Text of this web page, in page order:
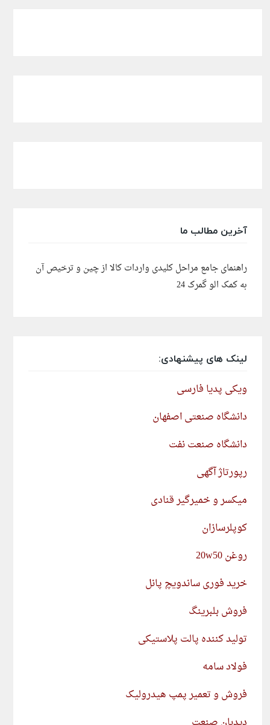
آخرین مطالب ما
راهنمای جامع مراحل کلیدی واردات کالا از چین و ترخیص آن
به کمک الو گمرک 24
لینک های پیشنهادی:
ویکی پدیا فارسی
دانشگاه صنعتی اصفهان
دانشگاه صنعت نفت
رپورتاژ آگهی
میکسر و خمیرگیر قنادی
کوپلرسازان
روغن 20w50
خرید فوری ساندویچ پانل
فروش بلبرینگ
تولید کننده پالت پلاستیکی
فولاد سامه
فروش و تعمیر پمپ هیدرولیک